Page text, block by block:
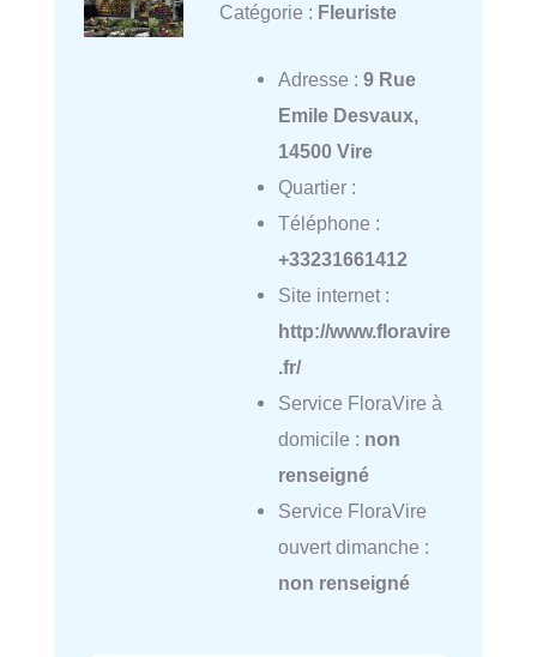
Catégorie : Fleuriste
Adresse : 9 Rue
Emile Desvaux,
14500 Vire
Quartier :
Téléphone :
+33231661412
Site internet :
http://www.floravire
.fr/
Service FloraVire à
domicile : non
renseigné
Service FloraVire
ouvert dimanche :
non renseigné